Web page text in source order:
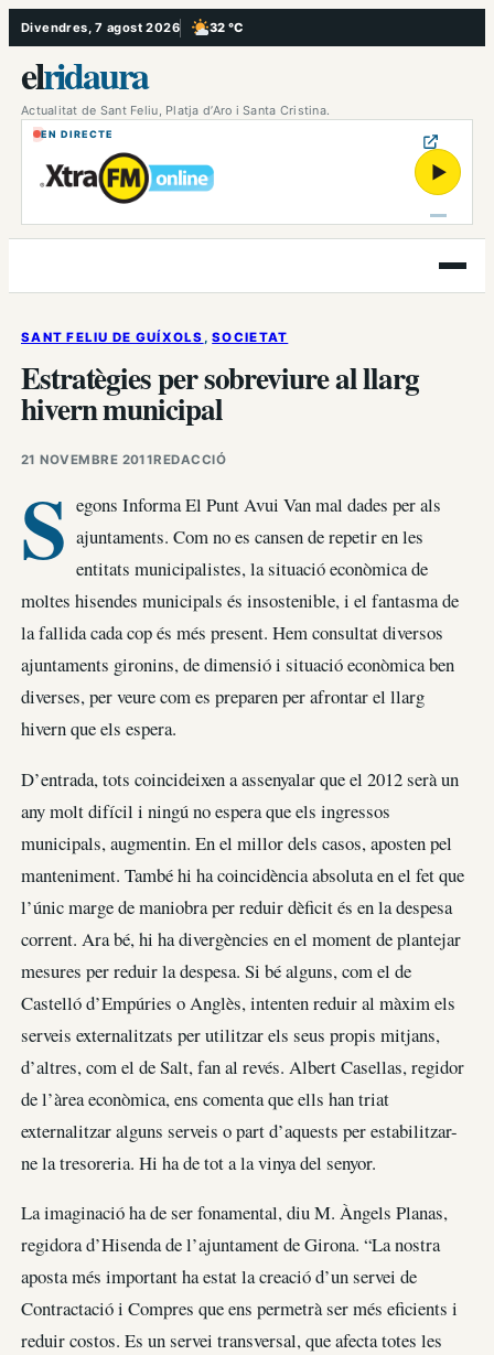
Vés
al
contingut
Divendres, 7 agost 2026 32 °C
, Poc ennuvolat
elridaura
Actualitat de Sant Feliu, Platja d’Aro i Santa Cristina.
EN DIRECTE
▶
Obre
el
SANT FELIU DE GUÍXOLS , SOCIETAT
Estratègies per sobreviure al llarg
hivern municipal
21 NOVEMBRE 2011REDACCIÓ
S egons Informa El Punt Avui Van mal dades per als
ajuntaments. Com no es cansen de repetir en les
entitats municipalistes, la situació econòmica de
moltes hisendes municipals és insostenible, i el fantasma de
la fallida cada cop és més present. Hem consultat diversos
ajuntaments gironins, de dimensió i situació econòmica ben
diverses, per veure com es preparen per afrontar el llarg
hivern que els espera.
D’entrada, tots coincideixen a assenyalar que el 2012 serà un
any molt difícil i ningú no espera que els ingressos
municipals, augmentin. En el millor dels casos, aposten pel
manteniment. També hi ha coincidència absoluta en el fet que
l’únic marge de maniobra per reduir dèficit és en la despesa
corrent. Ara bé, hi ha divergències en el moment de plantejar
mesures per reduir la despesa. Si bé alguns, com el de
Castelló d’Empúries o Anglès, intenten reduir al màxim els
serveis externalitzats per utilitzar els seus propis mitjans,
d’altres, com el de Salt, fan al revés. Albert Casellas, regidor
de l’àrea econòmica, ens comenta que ells han triat
externalitzar alguns serveis o part d’aquests per estabilitzar-
ne la tresoreria. Hi ha de tot a la vinya del senyor.
La imaginació ha de ser fonamental, diu M. Àngels Planas,
regidora d’Hisenda de l’ajuntament de Girona. “La nostra
aposta més important ha estat la creació d’un servei de
Contractació i Compres que ens permetrà ser més eficients i
reduir costos. Es un servei transversal, que afecta totes les